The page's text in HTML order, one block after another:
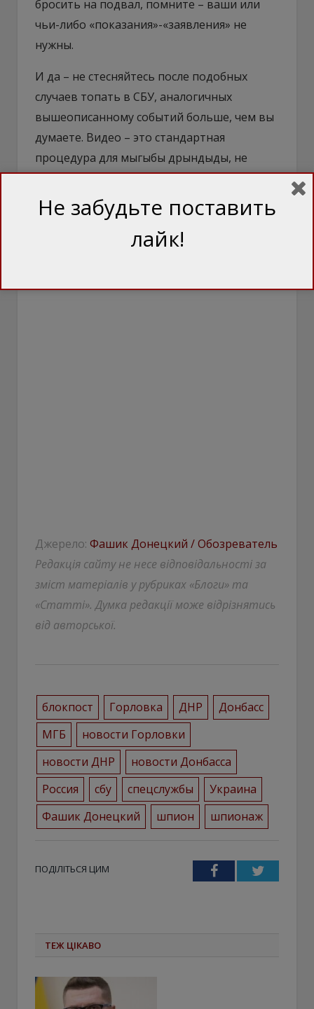
бросить на подвал, помните – ваши или
чьи-либо «показания»-«заявления» не
нужны.
И да – не стесняйтесь после подобных
случаев топать в СБУ, аналогичных
вышеописанному событий больше, чем вы
думаете. Видео – это стандартная
процедура для мыгыбы дрындыды, не
более того. Конец.
Джерело: Фашик Донецкий / Обозреватель
Редакція сайту не несе відповідальності за
зміст матеріалів у рубриках «Блоги» та
«Статті». Думка редакції може відрізнятись
від авторської.
блокпост Горловка ДНР
Донбасс
МГБ
новости Горловки
новости ДНР
новости Донбасса
Россия
сбу спецслужбы
Украина
Фашик Донецкий
шпион шпионаж
ПОДІЛІТЬСЯ ЦИМ FacebookTwitter
ТЕЖ ЦІКАВО
Не забудьте поставить
лайк!